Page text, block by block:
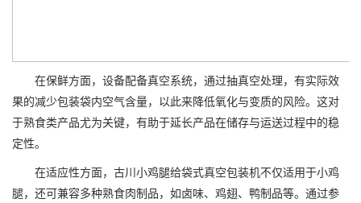
在保鲜方面，设备配备真空系统，通过抽真空处理，有实际效
果的减少包装袋内空气含量，以此来降低氧化与变质的风险。这对
于熟食类产品尤为关键，有助于延长产品在储存与运送过程中的稳
定性。
在适应性方面，古川小鸡腿给袋式真空包装机不仅适用于小鸡
腿，还可兼容多种熟食肉制品，如卤味、鸡翅、鸭制品等。通过参